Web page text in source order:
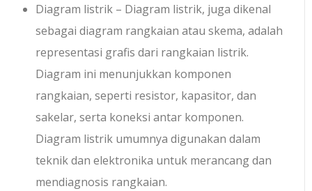
Diagram listrik – Diagram listrik, juga dikenal
sebagai diagram rangkaian atau skema, adalah
representasi grafis dari rangkaian listrik.
Diagram ini menunjukkan komponen
rangkaian, seperti resistor, kapasitor, dan
sakelar, serta koneksi antar komponen.
Diagram listrik umumnya digunakan dalam
teknik dan elektronika untuk merancang dan
mendiagnosis rangkaian.